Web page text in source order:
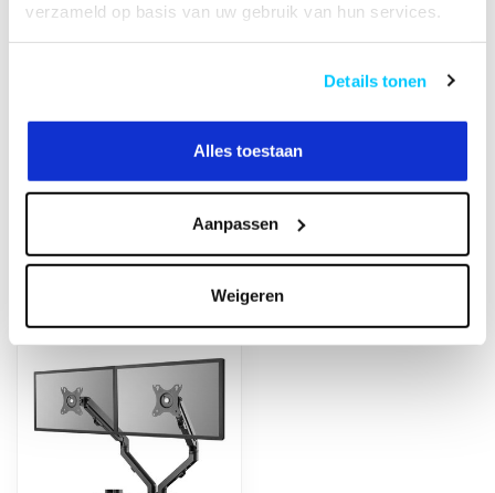
verzameld op basis van uw gebruik van hun services.
Details tonen
Alles toestaan
Aanpassen
Weigeren
Reviews
Of heeft u hulp nodig bij het bestellen? Neem
contact op met onze klantenservicee
info@neomounts24.nlof+31 368487320. We
helpen u graag !